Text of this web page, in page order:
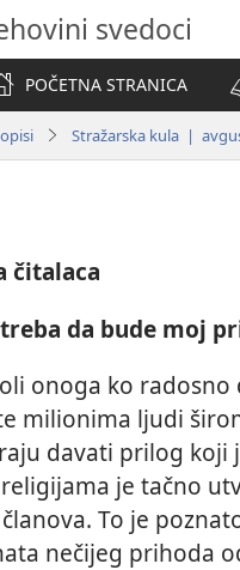
svedoci
POČETNA STRANICA
Stražarska kula |
čitalaca
da bude moj
onoga ko radosno
milionima ljudi
davati prilog koji
je tačno
To je
nečijeg prihoda